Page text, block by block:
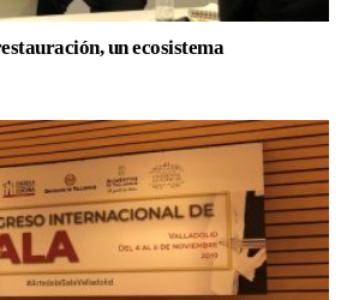
un ecosistema